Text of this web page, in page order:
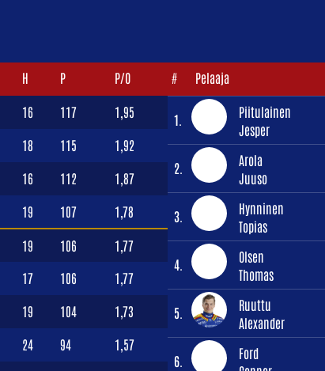
H P P/O
16 117 1,95
18 115 1,92
16 112 1,87
19 107 1,78
19 106 1,77
17 106 1,77
19 104 1,73
24 94 1,57
# Pelaaja
1.
Piitulainen
Jesper
2.
Arola
Juuso
3.
Hynninen
Topias
4.
Olsen
Thomas
5.
Ruuttu
Alexander
6.
Ford